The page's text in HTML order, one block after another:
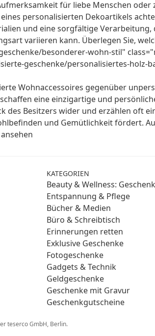
für liebe Menschen oder
personalisierten Dekoartikels
und eine sorgfältige
variieren kann. Überlegen Sie,
besonderer-wohn-stil"
geschenke/personalisiertes-holz-
Wohnaccessoires gegenüber
eine einzigartige und
des Besitzers wider und erzählen oft
und Gemütlichkeit fördert.
KATEGORIEN
Beauty & Wellness:
Entspannung & Pflege
Bücher & Medien
Büro & Schreibtisch
Erinnerungen retten
Exklusive Geschenke
Fotogeschenke
Gadgets & Technik
Geldgeschenke
Geschenke mit Gravur
Geschenkgutscheine
teserco GmbH, Berlin.